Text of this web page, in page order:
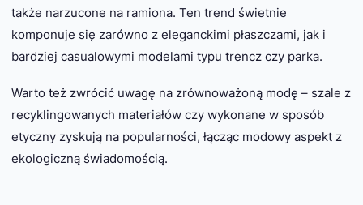
także narzucone na ramiona. Ten trend świetnie
komponuje się zarówno z eleganckimi płaszczami, jak i
bardziej casualowymi modelami typu trencz czy parka.
Warto też zwrócić uwagę na zrównoważoną modę – szale z
recyklingowanych materiałów czy wykonane w sposób
etyczny zyskują na popularności, łącząc modowy aspekt z
ekologiczną świadomością.